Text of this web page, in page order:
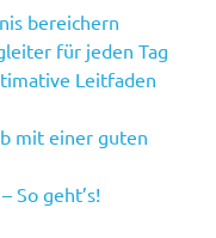
bereichern
für jeden Tag
Leitfaden
mit einer guten
So geht’s!